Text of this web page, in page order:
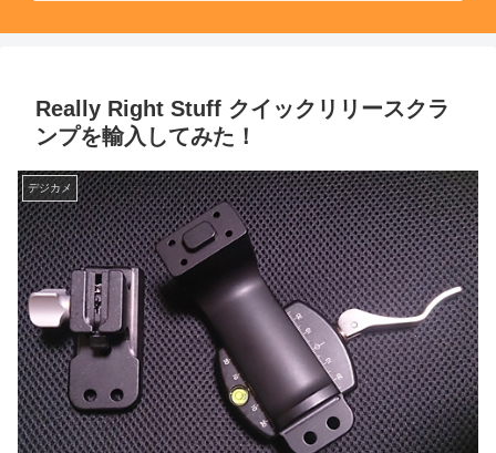
Really Right Stuff クイックリリースクラ
ンプを輸入してみた！
デジカメ